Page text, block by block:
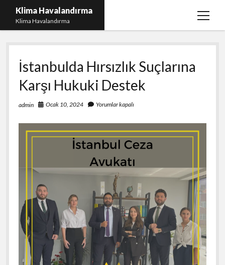
Klima Havalandırma
Klima Havalandırma
menüyü
Bedava Tiktok Takipçi Çoğaltma
Igtv Beğeni Gönderme Parasız
iPhone Instagram Gizli Hesap Görme Ücretsiz
Liste
İstanbulda Hırsızlık Suçlarına
Karşı Hukuki Destek
admin Ocak 10, 2024 Yorumlar kapalı